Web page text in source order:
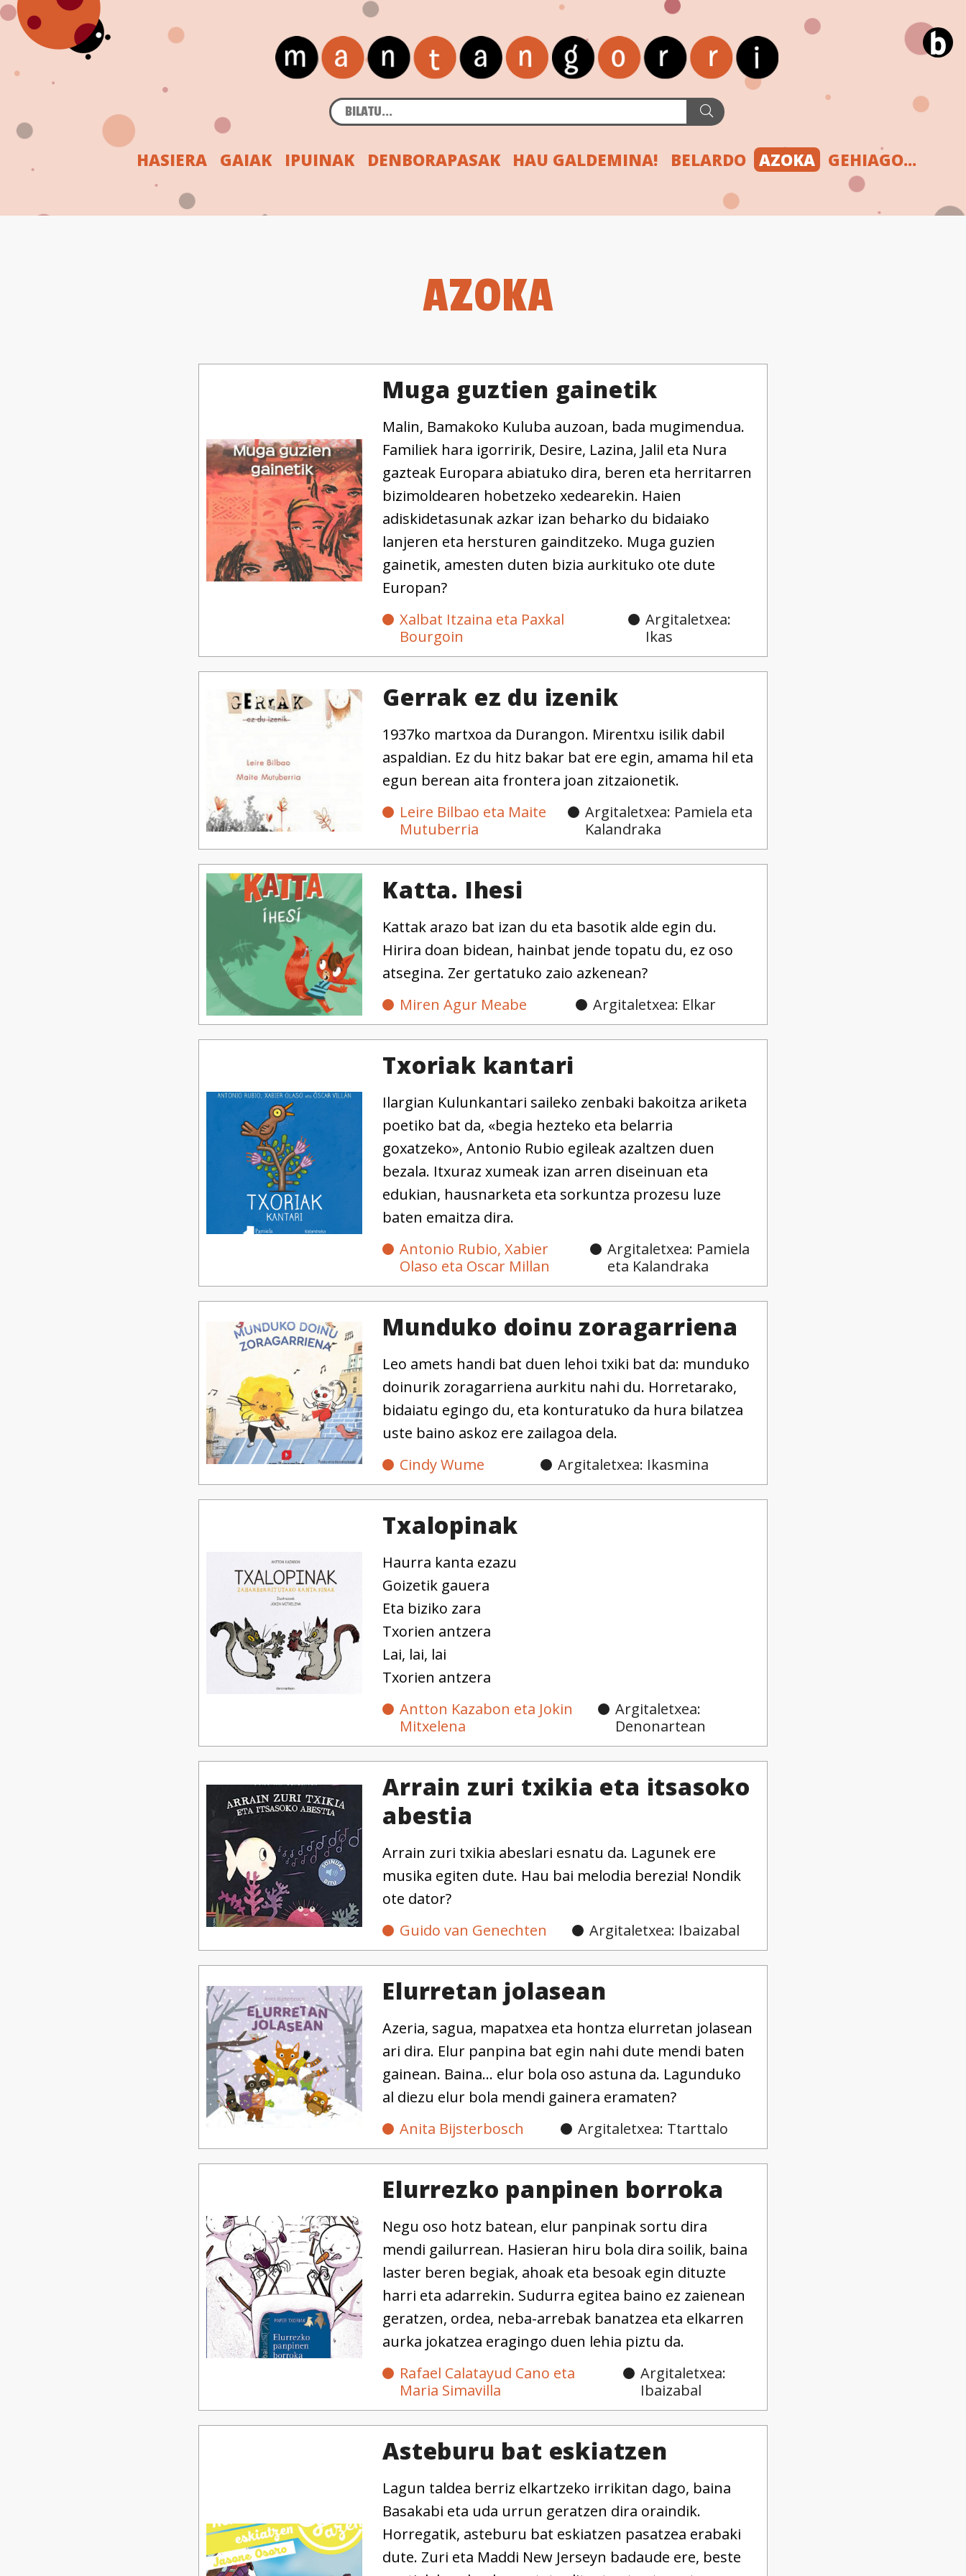
HASIERA GAIAK IPUINAK DENBORAPASAK HAU GALDEMINA! BELARDO AZOKA GEHIAGO...
AZOKA
Muga guztien gainetik
Malin, Bamakoko Kuluba auzoan, bada mugimendua.
Familiek hara igorririk, Desire, Lazina, Jalil eta Nura
gazteak Europara abiatuko dira, beren eta herritarren
bizimoldearen hobetzeko xedearekin. Haien
adiskidetasunak azkar izan beharko du bidaiako
lanjeren eta hersturen gainditzeko. Muga guzien
gainetik, amesten duten bizia aurkituko ote dute
Europan?
Xalbat Itzaina eta Paxkal
Bourgoin
Argitaletxea:
Ikas
Gerrak ez du izenik
1937ko martxoa da Durangon. Mirentxu isilik dabil
aspaldian. Ez du hitz bakar bat ere egin, amama hil eta
egun berean aita frontera joan zitzaionetik.
Leire Bilbao eta Maite
Mutuberria
Argitaletxea: Pamiela eta
Kalandraka
Katta. Ihesi
Kattak arazo bat izan du eta basotik alde egin du.
Hirira doan bidean, hainbat jende topatu du, ez oso
atsegina. Zer gertatuko zaio azkenean?
Miren Agur Meabe
Argitaletxea: Elkar
Txoriak kantari
Ilargian Kulunkantari saileko zenbaki bakoitza ariketa
poetiko bat da, «begia hezteko eta belarria
goxatzeko», Antonio Rubio egileak azaltzen duen
bezala. Itxuraz xumeak izan arren diseinuan eta
edukian, hausnarketa eta sorkuntza prozesu luze
baten emaitza dira.
Antonio Rubio, Xabier
Olaso eta Oscar Millan
Argitaletxea: Pamiela
eta Kalandraka
Munduko doinu zoragarriena
Leo amets handi bat duen lehoi txiki bat da: munduko
doinurik zoragarriena aurkitu nahi du. Horretarako,
bidaiatu egingo du, eta konturatuko da hura bilatzea
uste baino askoz ere zailagoa dela.
Cindy Wume
Argitaletxea: Ikasmina
Txalopinak
Haurra kanta ezazu
Goizetik gauera
Eta biziko zara
Txorien antzera
Lai, lai, lai
Txorien antzera
Antton Kazabon eta Jokin
Mitxelena
Argitaletxea:
Denonartean
Arrain zuri txikia eta itsasoko
abestia
Arrain zuri txikia abeslari esnatu da. Lagunek ere
musika egiten dute. Hau bai melodia berezia! Nondik
ote dator?
Guido van Genechten
Argitaletxea: Ibaizabal
Elurretan jolasean
Azeria, sagua, mapatxea eta hontza elurretan jolasean
ari dira. Elur panpina bat egin nahi dute mendi baten
gainean. Baina... elur bola oso astuna da. Lagunduko
al diezu elur bola mendi gainera eramaten?
Anita Bijsterbosch
Argitaletxea: Ttarttalo
Elurrezko panpinen borroka
Negu oso hotz batean, elur panpinak sortu dira
mendi gailurrean. Hasieran hiru bola dira soilik, baina
laster beren begiak, ahoak eta besoak egin dituzte
harri eta adarrekin. Sudurra egitea baino ez zaienean
geratzen, ordea, neba-arrebak banatzea eta elkarren
aurka jokatzea eragingo duen lehia piztu da.
Rafael Calatayud Cano eta
Maria Simavilla
Argitaletxea:
Ibaizabal
Asteburu bat eskiatzen
Lagun taldea berriz elkartzeko irrikitan dago, baina
Basakabi eta uda urrun geratzen dira oraindik.
Horregatik, asteburu bat eskiatzen pasatzea erabaki
dute. Zuri eta Maddi New Jerseyn badaude ere, beste